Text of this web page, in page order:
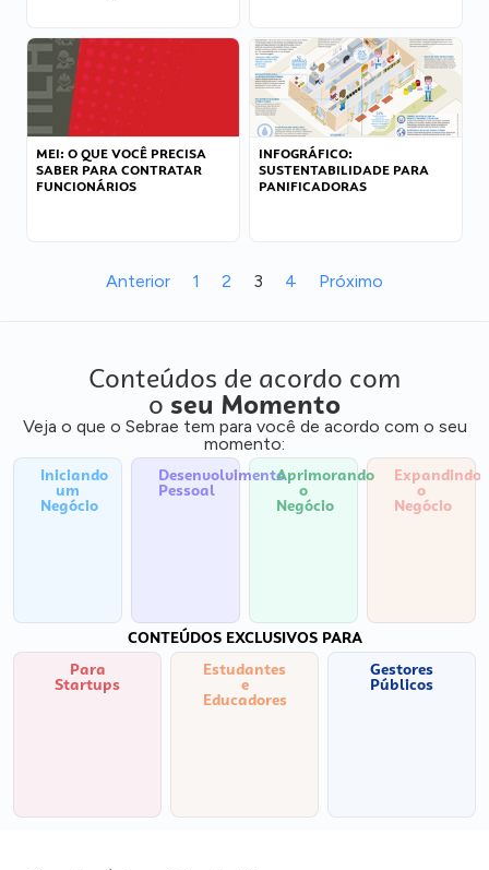
MEI: O QUE VOCÊ PRECISA
SABER PARA CONTRATAR
FUNCIONÁRIOS
INFOGRÁFICO:
SUSTENTABILIDADE PARA
PANIFICADORAS
Anterior 1 2 3 4 Próximo
Conteúdos de acordo com
o seu Momento
Veja o que o Sebrae tem para você de acordo com o seu
momento:
Iniciando
um
Negócio
Desenvolvimento
Pessoal
Aprimorando
o
Negócio
Expandindo
o
Negócio
CONTEÚDOS EXCLUSIVOS PARA
Para
Startups
Estudantes
e
Educadores
Gestores
Públicos